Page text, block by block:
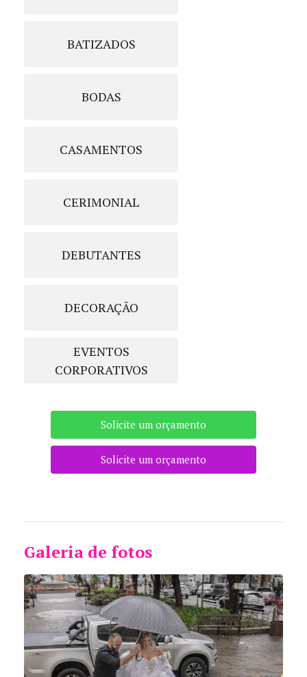
BATIZADOS
BODAS
CASAMENTOS
CERIMONIAL
DEBUTANTES
DECORAÇÃO
EVENTOS
CORPORATIVOS
Solicite um orçamento
Solicite um orçamento
Galeria de fotos